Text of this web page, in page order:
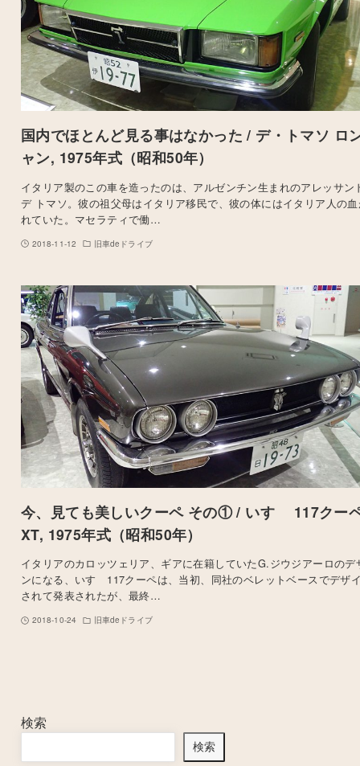
国内でほとんど見る事はなかった / デ・トマソ ロ
ャン, 1975年式（昭和50年）
イタリア製のこの車を造ったのは、アルゼンチン生まれのアレッサン
デ トマソ。彼の祖父母はイタリア移民で、彼の体にはイタリア人の
れていた。マセラティで働…
2018-11-12 旧車deドライブ
今、見ても美しいクーペ その① / いすゞ 117クー
XT, 1975年式（昭和50年）
イタリアのカロッツェリア、ギアに在籍していたG.ジウジアーロのデ
ンになる、いすゞ117クーペは、当初、同社のベレットベースでデザ
されて発表されたが、最終…
2018-10-24 旧車deドライブ
検索
検索